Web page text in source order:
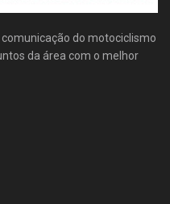
do motociclismo
da área com o melhor